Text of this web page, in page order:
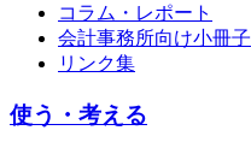
コラム・レポート
会計事務所向け小冊子
リンク集
使う・考える